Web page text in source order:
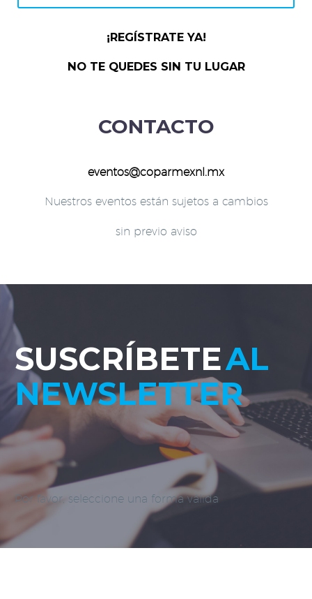
¡REGÍSTRATE YA!
NO TE QUEDES SIN TU LUGAR
CONTACTO
eventos@coparmexnl.mx
Nuestros eventos están sujetos a cambios
sin previo aviso
SUSCRÍBETEAL
NEWSLETTER
Por favor, seleccione una forma válida